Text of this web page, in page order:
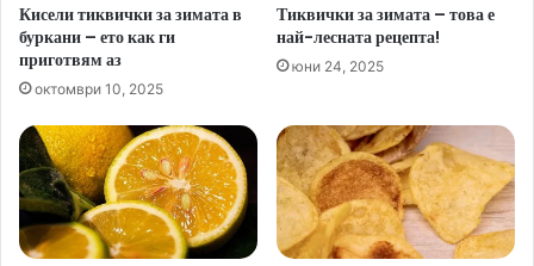
Кисели тиквички за зимата в
буркани – ето как ги
приготвям аз
октомври 10, 2025
Тиквички за зимата – това е
най-лесната рецепта!
юни 24, 2025